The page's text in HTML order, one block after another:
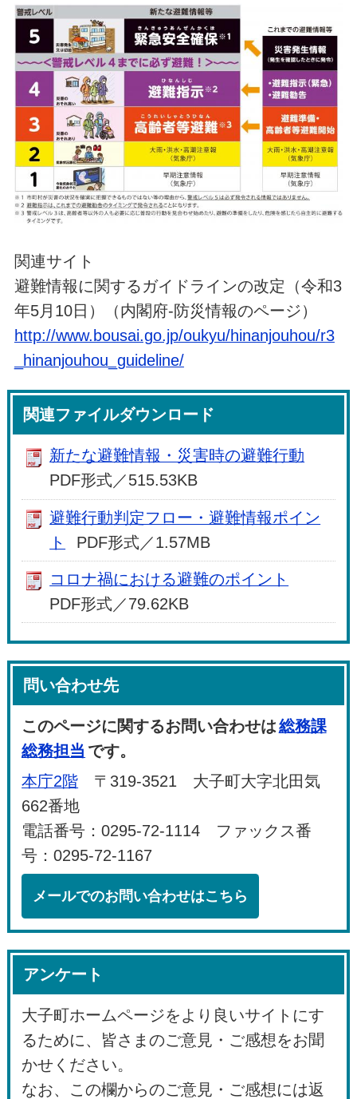
関連サイト
避難情報に関するガイドラインの改定（令和3
年5月10日）（内閣府‐防災情報のページ）
http://www.bousai.go.jp/oukyu/hinanjouhou/r3
_hinanjouhou_guideline/
関連ファイルダウンロード
新たな避難情報・災害時の避難行動
PDF形式／515.53KB
避難行動判定フロー・避難情報ポイン
ト
PDF形式／1.57MB
コロナ禍における避難のポイント
PDF形式／79.62KB
問い合わせ先
このページに関するお問い合わせは総務課
総務担当 です。
本庁2階 〒319-3521 大子町大字北田気
662番地
電話番号：0295-72-1114 ファックス番
号：0295-72-1167
メールでのお問い合わせはこちら
アンケート
大子町ホームページをより良いサイトにす
るために、皆さまのご意見・ご感想をお聞
かせください。
なお、この欄からのご意見・ご感想には返